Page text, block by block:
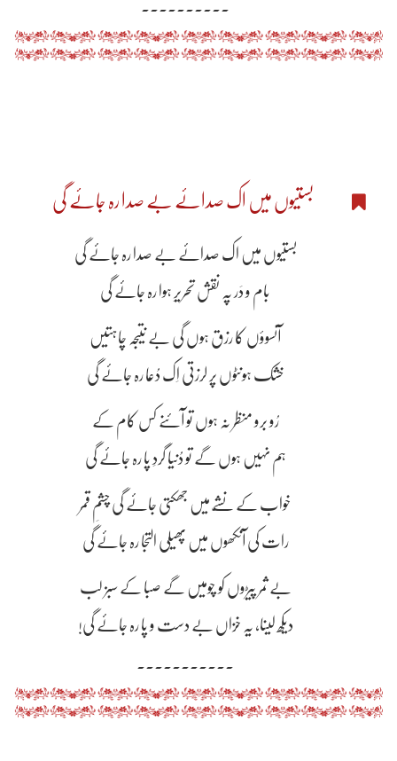
بستیوں میں اک صدائے بے صدا رہ جائے گی
بستیوں میں اک صدائے بے صدا رہ جائے گی
بام و دَر پہ نقش تحریرِ ہوا رہ جائے گی
آنسوؤں کا رزق ہوں گی بے نتیجہ چاہتیں
خشک ہونٹوں پر لرزتی اِک دُعا رہ جائے گی
رُو برو منظر نہ ہوں تو آئنے کس کام کے
ہم نہیں ہوں گے تو دُنیا گردِ پا رہ جائے گی
خواب کے نشّے میں جھکتی جائے گی چشمِ قمر
رات کی آنکھوں میں پھیلی التجا رہ جائے گی
بے ثمر پیڑوں کو چومیں گے صبا کے سبز لب
دیکھ لینا، یہ خزاں بے دست و پا رہ جائے گی!